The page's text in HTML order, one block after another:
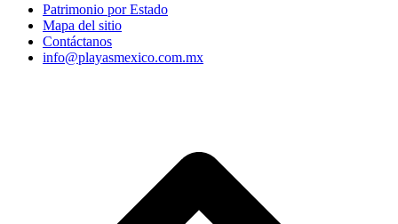
Patrimonio por Estado
Mapa del sitio
Contáctanos
info@playasmexico.com.mx